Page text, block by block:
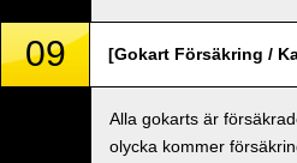
09 [Gokart Försäkring /
Alla gokarts är
olycka kommer